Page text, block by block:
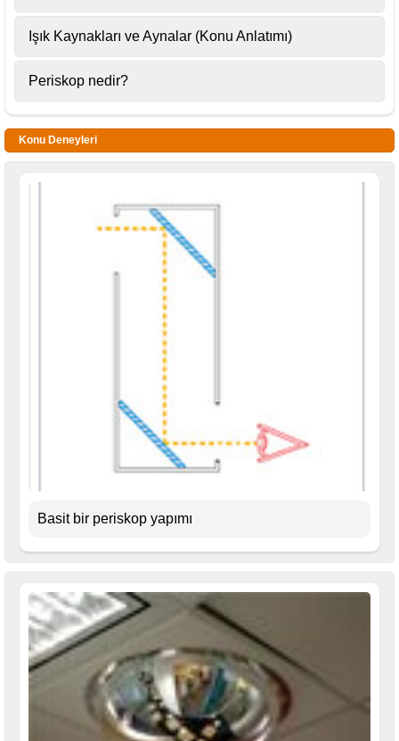
Işık Kaynakları ve Aynalar (Konu Anlatımı)
Periskop nedir?
Konu Deneyleri
Basit bir periskop yapımı